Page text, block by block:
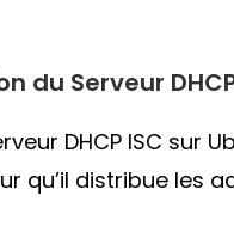
du Serveur
DHCP ISC sur
qu’il distribue les